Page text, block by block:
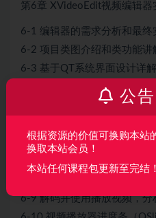
第6章 XVideoEdit视频编辑
6-1 编辑器的需求分析和最终
6-2 项目类图介绍和类功能讲
6-3 基于QT系统界面设计详解
6-4 实战项目环境搭建、项目
6-5 完成视频编辑器播放界
颜
6-7 通过qt界面打开外部视频
6-9 解码并使用播放视频，分
公告
根据资源的价值可换购本站
换取本站会员！
本站任何课程包更新至完结！